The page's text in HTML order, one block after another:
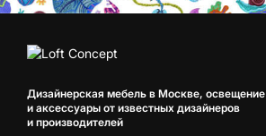
Дизайнерская мебель в Москве, освещение
и аксессуары от известных дизайнеров
и производителей